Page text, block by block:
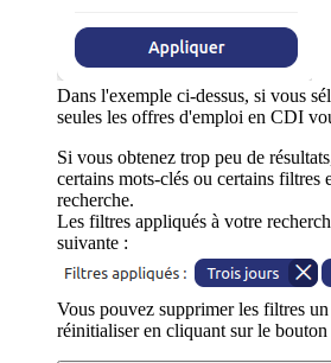
Dans l'exemple ci-dessus, si vous
seules les offres d'emploi en CDI
Si vous obtenez trop peu de
certains mots-clés ou certains filtres
recherche.
Les filtres appliqués à votre
suivante :
Vous pouvez supprimer les filtres
réinitialiser en cliquant sur le